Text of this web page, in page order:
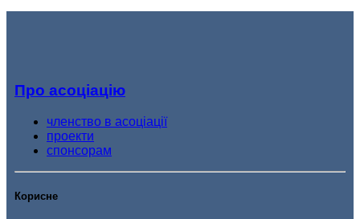
Про асоціацію
членство в асоціації
проекти
спонсорам
Корисне